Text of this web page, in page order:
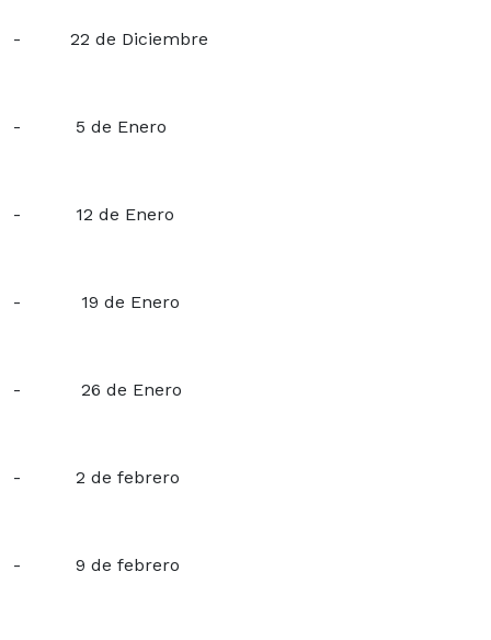
- 22 de Diciembre
- 5 de Enero
- 12 de Enero
- 19 de Enero
- 26 de Enero
- 2 de febrero
- 9 de febrero